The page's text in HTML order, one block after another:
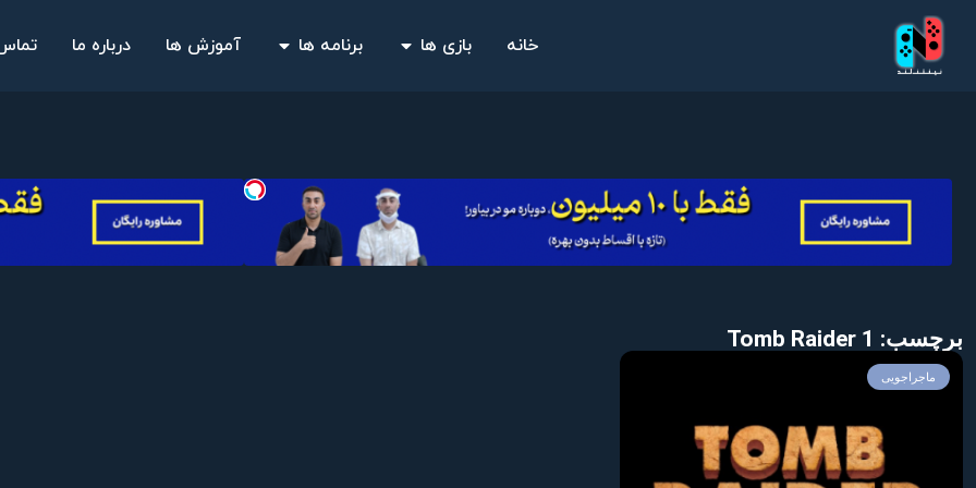
خانه بازی ها برنامه ها آموزش ها درباره ما
برچسب: Tomb Raider 1
ماجراجویی